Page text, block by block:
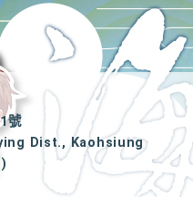
號
Dist., Kaohsiung